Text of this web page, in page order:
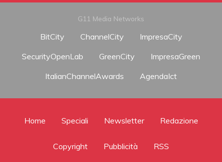
G11 Media Networks
BitCity ChannelCity
ImpresaCity
SecurityOpenLab
GreenCity
ImpresaGreen
ItalianChannelAwards
AgendaIct
Home Speciali Newsletter Redazione
Copyright Pubblicità RSS